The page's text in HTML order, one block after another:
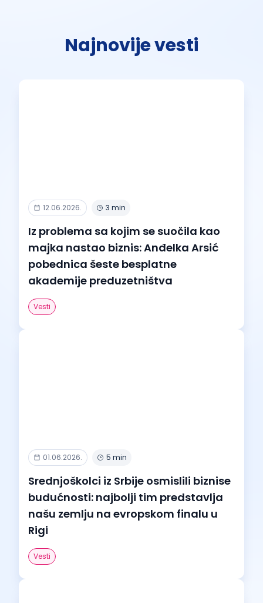
Najnovije vesti
12.06.2026. 3 min
Iz problema sa kojim se suočila kao
majka nastao biznis: Anđelka Arsić
pobednica šeste besplatne
akademije preduzetništva
Vesti
01.06.2026. 5 min
Srednjoškolci iz Srbije osmislili biznise
budućnosti: najbolji tim predstavlja
našu zemlju na evropskom finalu u
Rigi
Vesti